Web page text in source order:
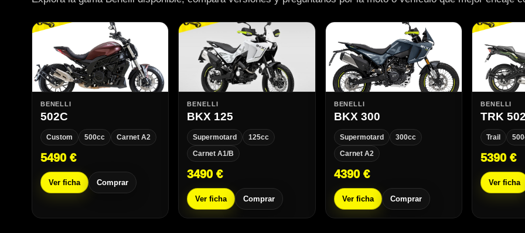
BENELLI
502C
Custom 500cc Carnet A2
5490 €
Ver ficha Comprar
BENELLI
BKX 125
Supermotard
125cc
Carnet A1/B
3490 €
Ver ficha Comprar
BENELLI
BKX 300
Supermotard
300cc
Carnet A2
4390 €
Ver ficha Comprar
BENELLI
TRK
Trail
5390 €
Ver ficha